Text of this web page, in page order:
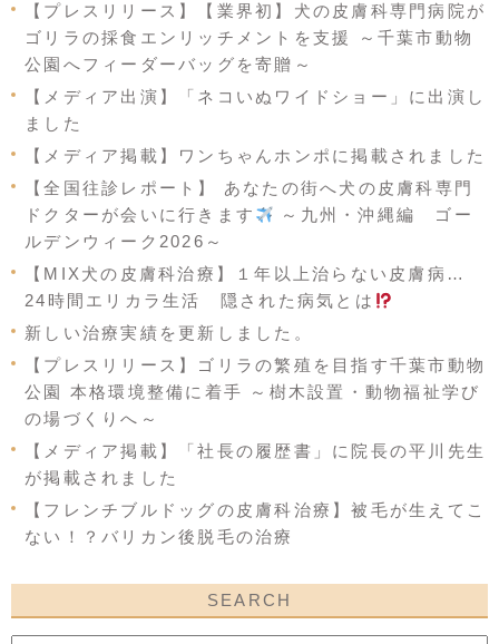
【プレスリリース】【業界初】犬の皮膚科専門病院が
ゴリラの採食エンリッチメントを支援 ～千葉市動物
公園へフィーダーバッグを寄贈～
【メディア出演】「ネコいぬワイドショー」に出演し
ました
【メディア掲載】ワンちゃんホンポに掲載されました
【全国往診レポート】 あなたの街へ犬の皮膚科専門
ドクターが会いに行きます
～九州・沖縄編 ゴー
ルデンウィーク2026～
【MIX犬の皮膚科治療】１年以上治らない皮膚病…
24時間エリカラ生活 隠された病気とは
新しい治療実績を更新しました。
【プレスリリース】ゴリラの繁殖を目指す千葉市動物
公園 本格環境整備に着手 ～樹木設置・動物福祉学び
の場づくりへ～
【メディア掲載】「社長の履歴書」に院長の平川先生
が掲載されました
【フレンチブルドッグの皮膚科治療】被毛が生えてこ
ない！？バリカン後脱毛の治療
SEARCH